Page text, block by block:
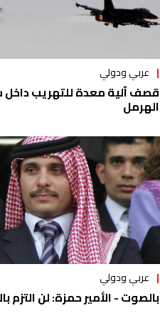
عربي ودولي
قصف آلية معدة للتهريب داخل
الهرمل
عربي ودولي
بالصوت - الأمير حمزة: لن التزم